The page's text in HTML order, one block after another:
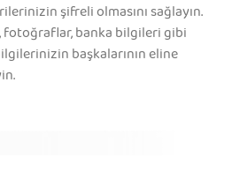
şifreli olmasını sağlayın.
fotoğraflar, banka bilgileri gibi
başkalarının eline